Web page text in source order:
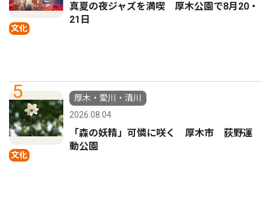
文化
真夏の夜ジャズを満喫 厚木公園で8月20・
21日
5
文化
厚木・愛川・清川
2026.08.04
「森の妖精」可憐に咲く 厚木市 荻野運
動公園